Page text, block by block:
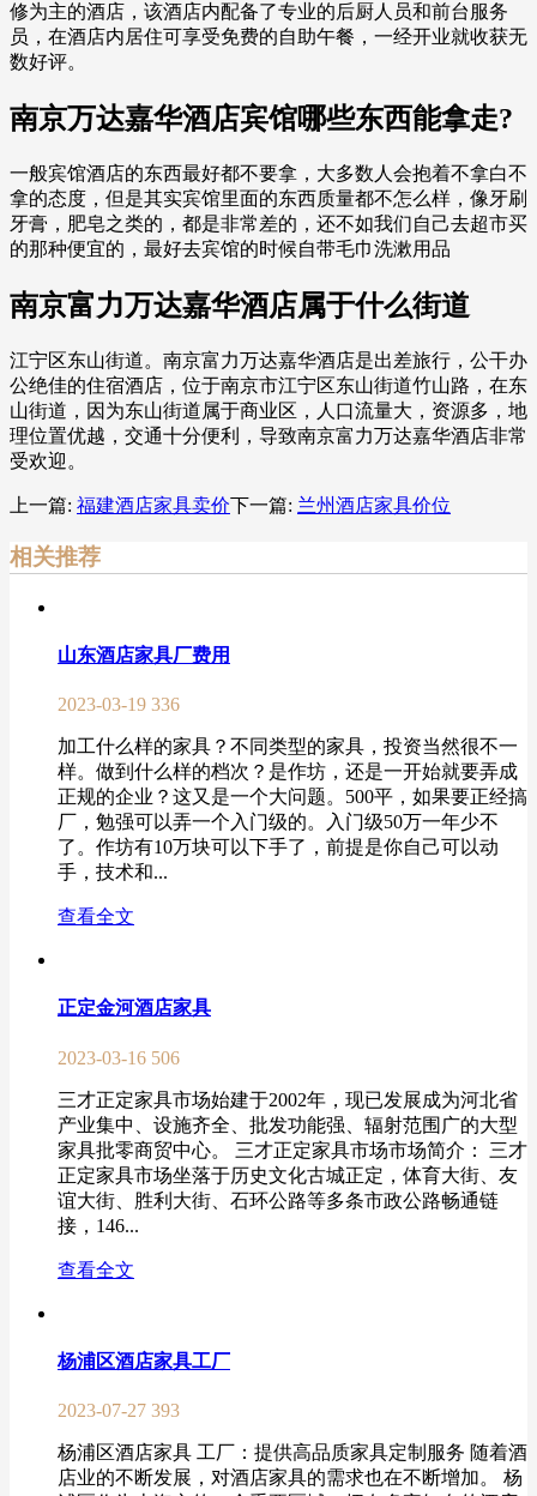
修为主的酒店，该酒店内配备了专业的后厨人员和前台服务
员，在酒店内居住可享受免费的自助午餐，一经开业就收获无
数好评。
南京万达嘉华酒店宾馆哪些东西能拿走?
一般宾馆酒店的东西最好都不要拿，大多数人会抱着不拿白不
拿的态度，但是其实宾馆里面的东西质量都不怎么样，像牙刷
牙膏，肥皂之类的，都是非常差的，还不如我们自己去超市买
的那种便宜的，最好去宾馆的时候自带毛巾洗漱用品
南京富力万达嘉华酒店属于什么街道
江宁区东山街道。南京富力万达嘉华酒店是出差旅行，公干办
公绝佳的住宿酒店，位于南京市江宁区东山街道竹山路，在东
山街道，因为东山街道属于商业区，人口流量大，资源多，地
理位置优越，交通十分便利，导致南京富力万达嘉华酒店非常
受欢迎。
上一篇: 福建酒店家具卖价下一篇: 兰州酒店家具价位
相关推荐
山东酒店家具厂费用
2023-03-19 336
加工什么样的家具？不同类型的家具，投资当然很不一
样。做到什么样的档次？是作坊，还是一开始就要弄成
正规的企业？这又是一个大问题。500平，如果要正经搞
厂，勉强可以弄一个入门级的。入门级50万一年少不
了。作坊有10万块可以下手了，前提是你自己可以动
手，技术和...
查看全文
正定金河酒店家具
2023-03-16 506
三才正定家具市场始建于2002年，现已发展成为河北省
产业集中、设施齐全、批发功能强、辐射范围广的大型
家具批零商贸中心。 三才正定家具市场市场简介： 三才
正定家具市场坐落于历史文化古城正定，体育大街、友
谊大街、胜利大街、石环公路等多条市政公路畅通链
接，146...
查看全文
杨浦区酒店家具工厂
2023-07-27 393
杨浦区酒店家具 工厂：提供高品质家具定制服务 随着酒
店业的不断发展，对酒店家具的需求也在不断增加。 杨